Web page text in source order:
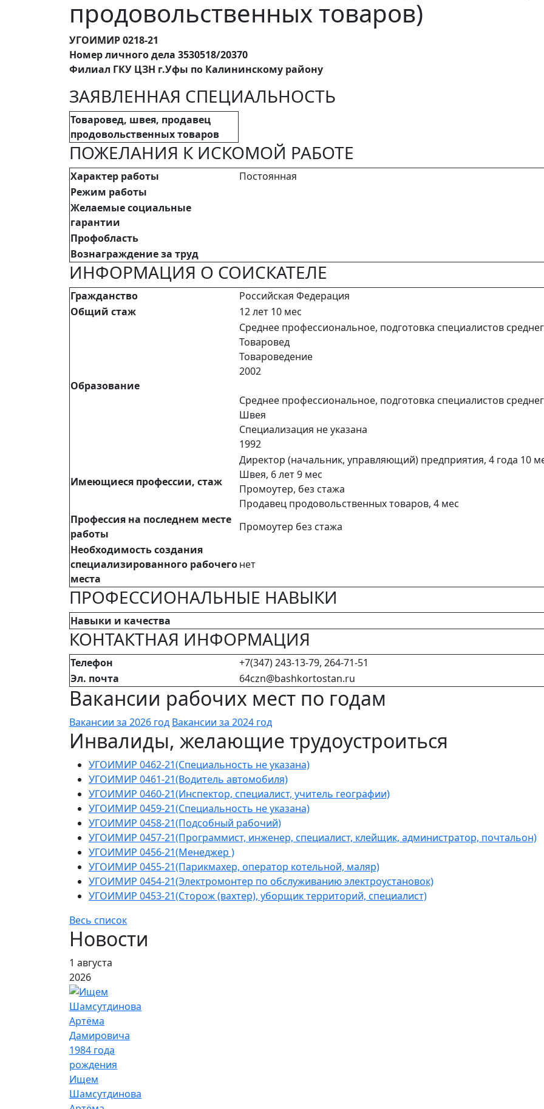
продовольственных товаров)
УГОИМИР 0218-21
Номер личного дела 3530518/20370
Филиал ГКУ ЦЗН г.Уфы по Калининскому району
ЗАЯВЛЕННАЯ СПЕЦИАЛЬНОСТЬ
Товаровед, швея, продавец
продовольственных товаров
ПОЖЕЛАНИЯ К ИСКОМОЙ РАБОТЕ
Характер работы
Постоянная
Режим работы
Желаемые социальные
гарантии
Профобласть
Вознаграждение за труд
ИНФОРМАЦИЯ О СОИСКАТЕЛЕ
Гражданство
Российская Федерация
Общий стаж
12 лет 10 мес
Образование
Среднее профессиональное, подготовка специалистов
Товаровед
Товароведение
2002
Среднее профессиональное, подготовка специалистов
Швея
Специализация не указана
1992
Имеющиеся профессии, стаж
Директор (начальник, управляющий) предприятия, 4 года 10
Швея, 6 лет 9 мес
Промоутер, без стажа
Продавец продовольственных товаров, 4 мес
Профессия на последнем месте
работы
Промоутер без стажа
Необходимость создания
специализированного рабочего
места
нет
ПРОФЕССИОНАЛЬНЫЕ НАВЫКИ
Навыки и качества
КОНТАКТНАЯ ИНФОРМАЦИЯ
Телефон
+7(347) 243-13-79, 264-71-51
Эл. почта
64czn@bashkortostan.ru
Вакансии рабочих мест по годам
Вакансии за 2026 год Вакансии за 2024 год
Инвалиды, желающие трудоустроиться
УГОИМИР 0462-21(Специальность не указана)
УГОИМИР 0461-21(Водитель автомобиля)
УГОИМИР 0460-21(Инспектор, специалист, учитель географии)
УГОИМИР 0459-21(Специальность не указана)
УГОИМИР 0458-21(Подсобный рабочий)
УГОИМИР 0457-21(Программист, инженер, специалист, клейщик, администратор, почтальон)
УГОИМИР 0456-21(Менеджер )
УГОИМИР 0455-21(Парикмахер, оператор котельной, маляр)
УГОИМИР 0454-21(Электромонтер по обслуживанию электроустановок)
УГОИМИР 0453-21(Сторож (вахтер), уборщик территорий, специалист)
Весь список
Новости
1 августа
2026
Ищем
Шамсутдинова